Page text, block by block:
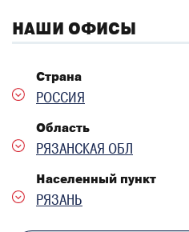
НАШИ ОФИСЫ
Страна
Область
Населенный пункт